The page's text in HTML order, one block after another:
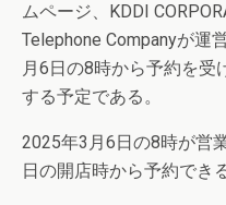
ムページ、KDDI
Telephone Companyが運
月6日の8時から予約を受
する予定である。
2025年3月6日の8時が営
日の開店時から予約できる